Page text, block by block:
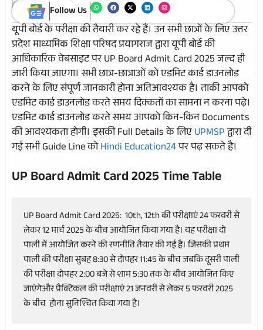
Follow Us
यूपी बोर्ड के परीक्षा की तैयारी कर रहे हैं। उन सभी छात्रों के लिए उत्तर
प्रदेश माध्यमिक शिक्षा परिषद प्रयागराज द्वारा यूपी बोर्ड की
आधिकारिक वेबसाइट पर UP Board Admit Card 2025 जल्द ही
जारी किया जाएगा। सभी छात्र-छात्राओं को एडमिट कार्ड डाउनलोड
करने के लिए संपूर्ण जानकारी होना अतिआवश्यक है। ताकी आपको
एडमिट कार्ड डाउनलोड करते समय दिक्कतों का सामना न करना पढ़े।
एडमिट कार्ड डाउनलोड करते समय आपको किन-किन Documents
की आवश्यकता होगी। इसकी Full Details के लिएUPMSPद्वारा दी
गई सभी Guide Line कोHindi Education24पर पढ़ सकते है।
UP Board Admit Card 2025 Time Table
UP Board Admit Card 2025:  10th, 12th की परीक्षाएं 24 फरवरी से
लेकर 12 मार्च 2025 के बीच आयोजित किया गया है। यह परीक्षा दो
पाली में आयोजित करने की रणनीति तैयार की गई है। जिसकी प्रथम
पाली की परीक्षा सुबह 8:30 से दोपहर 11:45 के बीच जबकि दूसरी पाली
की परीक्षा दोपहर 2:00 बजे से शाम 5:30 तक के बीच आयोजित किए
जाएंगेऔर प्रैक्टिकल की परीक्षाएं 21 जनवरी से लेकर 5 फरवरी 2025
के बीच  होना सुनिश्चित किया गया है।